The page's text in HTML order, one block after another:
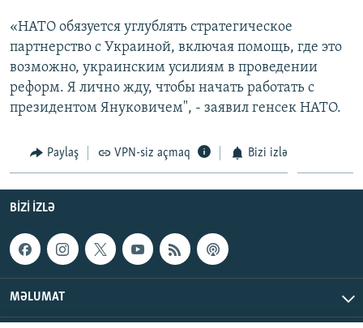
İZ - MƏDƏNIYYƏT PROQRAMI
MATERIALLARIMIZDAN ISTIFADƏ
AZADLIQRADIOSU MOBIL TELEFONUNUZDA
BIZIMLƏ ƏLAQƏ
RFE/RL-in bütün saytları
«НАТО обязуется углублять стратегическое
партнерство с Украиной, включая помощь, где это
возможно, украинским усилиям в проведении
реформ. Я лично жду, чтобы начать работать с
президентом Януковичем", - заявил генсек НАТО.
Paylaş VPN-siz açmaq Bizi izlə
BIZI IZLƏ
MƏLUMAT